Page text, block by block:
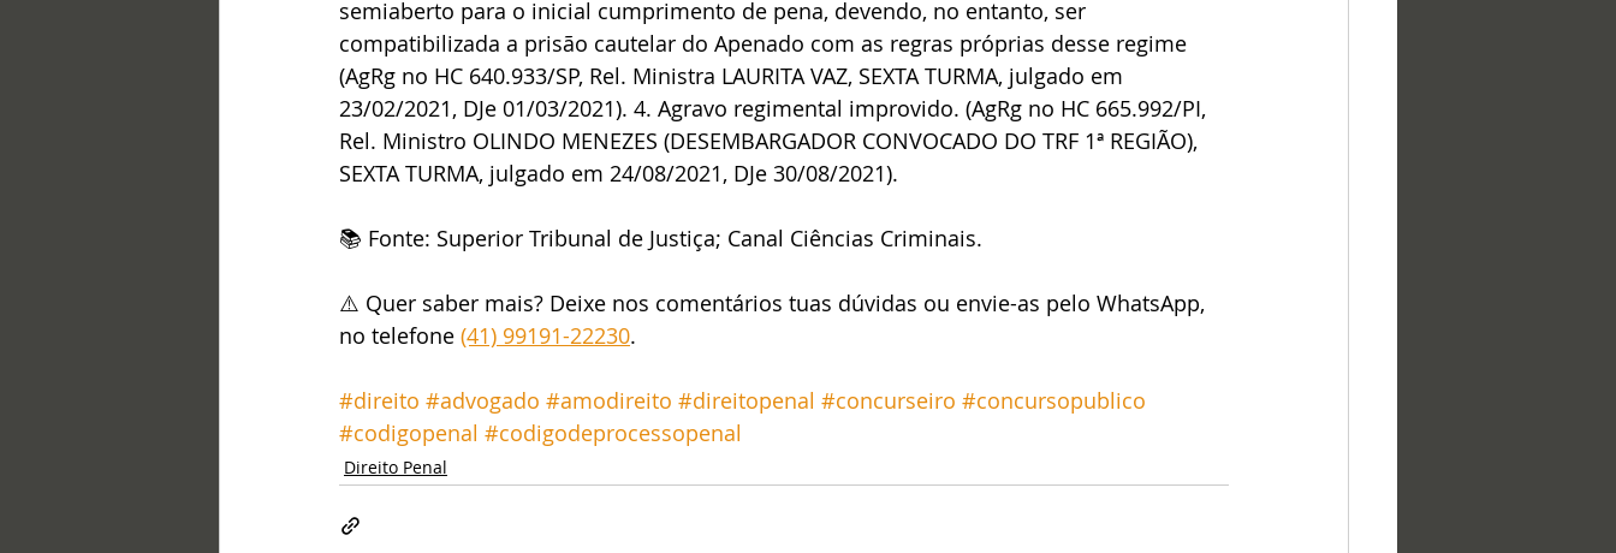
semiaberto para o inicial cumprimento de pena, devendo, no entanto, ser
compatibilizada a prisão cautelar do Apenado com as regras próprias desse regime
(AgRg no HC 640.933/SP, Rel. Ministra LAURITA VAZ, SEXTA TURMA, julgado em
23/02/2021, DJe 01/03/2021). 4. Agravo regimental improvido. (AgRg no HC 665.992/PI,
Rel. Ministro OLINDO MENEZES (DESEMBARGADOR CONVOCADO DO TRF 1ª REGIÃO),
SEXTA TURMA, julgado em 24/08/2021, DJe 30/08/2021).
📚 Fonte: Superior Tribunal de Justiça; Canal Ciências Criminais.
⚠️ Quer saber mais? Deixe nos comentários tuas dúvidas ou envie-as pelo WhatsApp,
no telefone (41) 99191-22230.
#direito #advogado #amodireito #direitopenal #concurseiro #concursopublico
#codigopenal #codigodeprocessopenal
Direito Penal